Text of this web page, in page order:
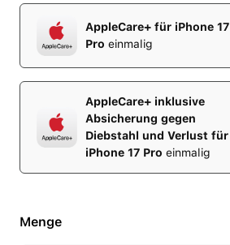
AppleCare+ für iPhone 17
Pro einmalig
AppleCare+ inklusive
Absicherung gegen
Diebstahl und Verlust für
iPhone 17 Pro einmalig
Menge